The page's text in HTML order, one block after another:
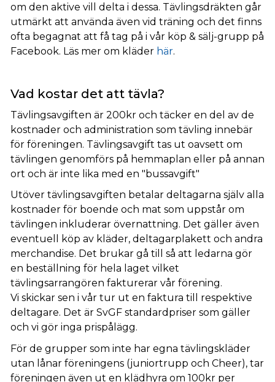
om den aktive vill delta i dessa. Tävlingsdräkten går
utmärkt att använda även vid träning och det finns
ofta begagnat att få tag på i vår köp & sälj-grupp på
Facebook. Läs mer om kläder här.
Vad kostar det att tävla?
Tävlingsavgiften är 200kr och täcker en del av de
kostnader och administration som tävling innebär
för föreningen. Tävlingsavgift tas ut oavsett om
tävlingen genomförs på hemmaplan eller på annan
ort och är inte lika med en "bussavgift"
Utöver tävlingsavgiften betalar deltagarna själv alla
kostnader för boende och mat som uppstår om
tävlingen inkluderar övernattning. Det gäller även
eventuell köp av kläder, deltagarplakett och andra
merchandise. Det brukar gå till så att ledarna gör
en beställning för hela laget vilket
tävlingsarrangören fakturerar vår förening.
Vi skickar sen i vår tur ut en faktura till respektive
deltagare. Det är SvGF standardpriser som gäller
och vi gör inga prispålägg.
För de grupper som inte har egna tävlingskläder
utan lånar föreningens (juniortrupp och Cheer), tar
föreningen även ut en klädhyra om 100kr per